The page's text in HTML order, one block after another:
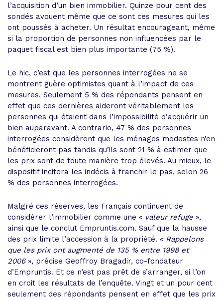
l’acquisition d’un bien immobilier. Quinze pour cent des
sondés avouent même que ce sont ces mesures qui les
ont poussés à acheter. Un résultat encourageant, même
si la proportion de personnes non influencées par le
paquet fiscal est bien plus importante (75 %).
Le hic, c’est que les personnes interrogées ne se
montrent guère optimistes quant à l’impact de ces
mesures. Seulement 5 % des répondants pensent en
effet que ces dernières aideront véritablement les
personnes qui étaient dans l’impossibilité d’acquérir un
bien auparavant. A contrario, 47 % des personnes
interrogées considèrent que les ménages modestes n’en
bénéficieront pas tandis qu’ils sont 21 % à estimer que
les prix sont de toute manière trop élevés. Au mieux, le
dispositif incitera les indécis à franchir le pas, selon 26
% des personnes interrogées.
Malgré ces réserves, les Français continuent de
considérer l’immobilier comme une « valeur refuge »,
ainsi que le conclut Empruntis.com. Sauf que la hausse
des prix limite l’accession à la propriété. « Rappelons
que les prix ont augmenté de 135 % entre 1998 et
2006», précise Geoffroy Bragadir, co-fondateur
d’Empruntis. Et ce n’est pas prêt de s’arranger, si l’on
en croit les résultats de l’enquête. Vingt et un pour cent
seulement des répondants pensent en effet que les prix